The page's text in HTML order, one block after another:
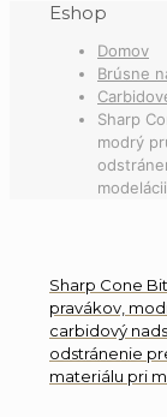
Eshop
Domov
Brúsne
Sharp
modrý
Sharp Cone
pravákov,
carbidový
odstránenie
materiálu pri